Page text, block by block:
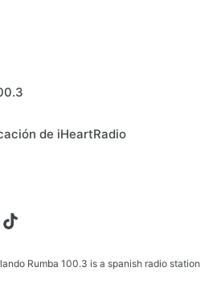
de iHeartRadio
Rumba 100.3 is a spanish radio station